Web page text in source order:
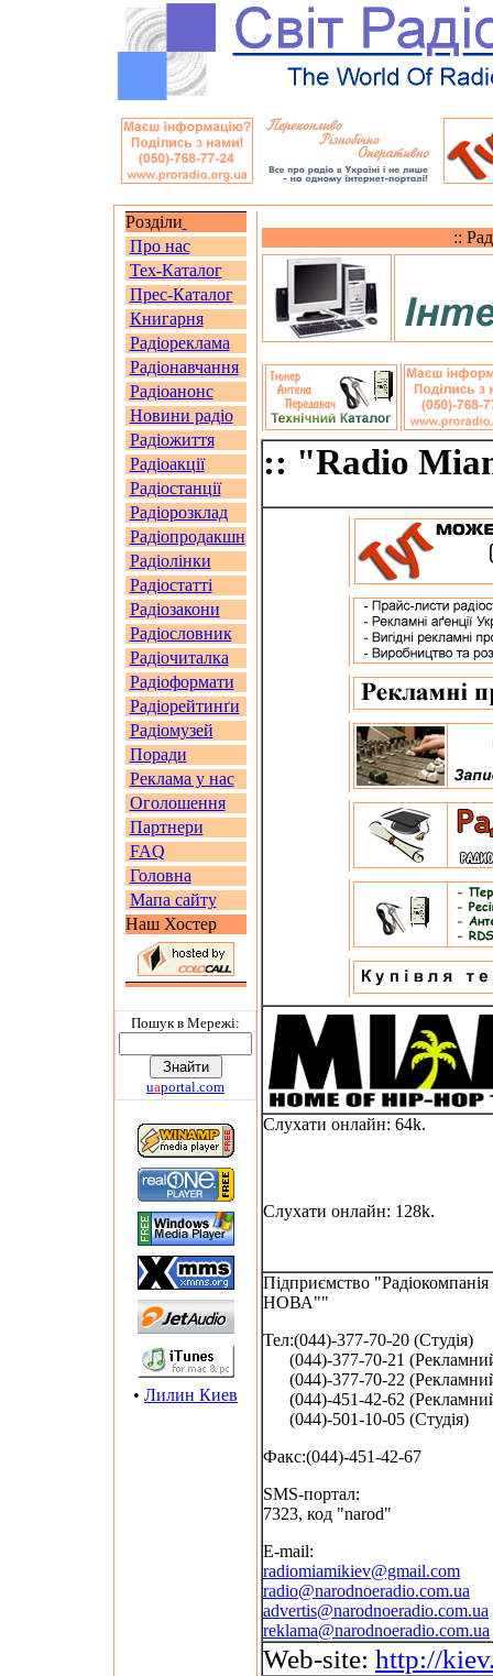
Розділи
Про нас
Тех-Каталог
Прес-Каталог
Книгарня
Радіореклама
Радіонавчання
Радіоанонс
Новини радіо
Радіожиття
Радіоакції
Радіостанції
Радіорозклад
Радіопродакшн
Радіолінки
Радіостатті
Радіозакони
Радіословник
Радіочиталка
Радіоформати
Радіорейтинґи
Радіомузей
Поради
Реклама у нас
Оголошення
Партнери
FAQ
Головна
Мапа сайту
Наш Хостер
Пошук в Мережi:
uaportal.com
• Лилин Киев
::
:: "Radio
Слухати онлайн: 64k.
Слухати онлайн: 128k.
Підприємство
НОВА""
Тел:(044)-377-70-20 (Студія)
(044)-377-70-21 (Рекламний
(044)-377-70-22 (Рекламний
(044)-451-42-62 (Рекламний
(044)-501-10-05 (Студія)
Факс:(044)-451-42-67
SMS-портал:
7323, код "narod"
E-mail:
radiomiamikiev@gmail.com
radio@narodnoeradio.com.ua
advertis@narodnoeradio.com.ua
reklama@narodnoeradio.com.ua
Web-site: http://